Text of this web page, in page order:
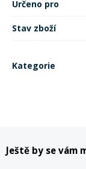
Určeno pro
Stav zboží
Kategorie
Ještě by se vám